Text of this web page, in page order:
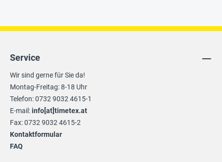
Service
Wir sind gerne für Sie da!
Montag-Freitag: 8-18 Uhr
Telefon: 0732 9032 4615-1
E-mail:info[at]timetex.at
Fax: 0732 9032 4615-2
Kontaktformular
FAQ